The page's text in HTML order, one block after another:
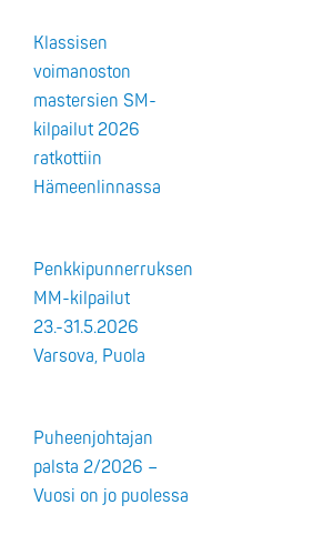
Klassisen
voimanoston
mastersien SM-
kilpailut 2026
ratkottiin
Hämeenlinnassa
Penkkipunnerruksen
MM-kilpailut
23.-31.5.2026
Varsova, Puola
Puheenjohtajan
palsta 2/2026 –
Vuosi on jo puolessa